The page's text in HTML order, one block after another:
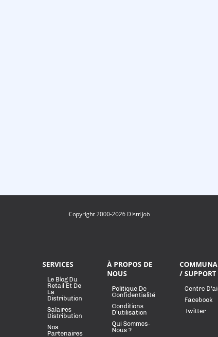
Copyright 2000-2026 Distrijob
SERVICES
Le Blog Du
Retail Et De
La
Distribution
Salaires
Distribution
Nos
Partenaires
À PROPOS DE
NOUS
Politique De
Confidentialité
Conditions
D'utilisation
Qui Sommes-
Nous ?
/ SUPPORT
Centre
Facebook
Twitter